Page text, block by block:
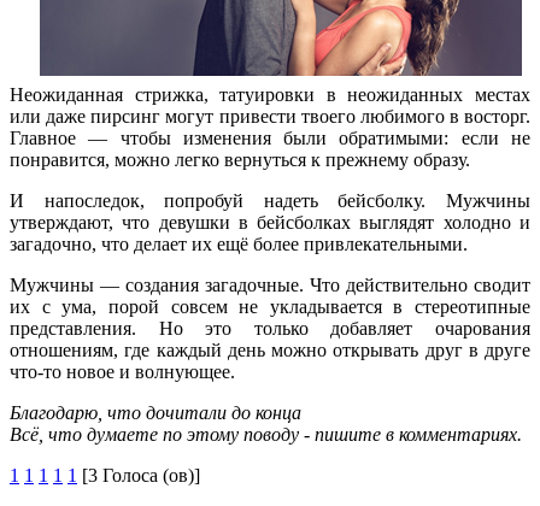
Неожиданная стрижка, татуировки в неожиданных местах
или даже пирсинг могут привести твоего любимого в восторг.
Главное — чтобы изменения были обратимыми: если не
понравится, можно легко вернуться к прежнему образу.
И напоследок, попробуй надеть бейсболку. Мужчины
утверждают, что девушки в бейсболках выглядят холодно и
загадочно, что делает их ещё более привлекательными.
Мужчины — создания загадочные. Что действительно сводит
их с ума, порой совсем не укладывается в стереотипные
представления. Но это только добавляет очарования
отношениям, где каждый день можно открывать друг в друге
что-то новое и волнующее.
Благодарю, что дочитали до конца
Всё, что думаете по этому поводу - пишите в комментариях.
1 1 1 1 1 [3 Голоса (ов)]